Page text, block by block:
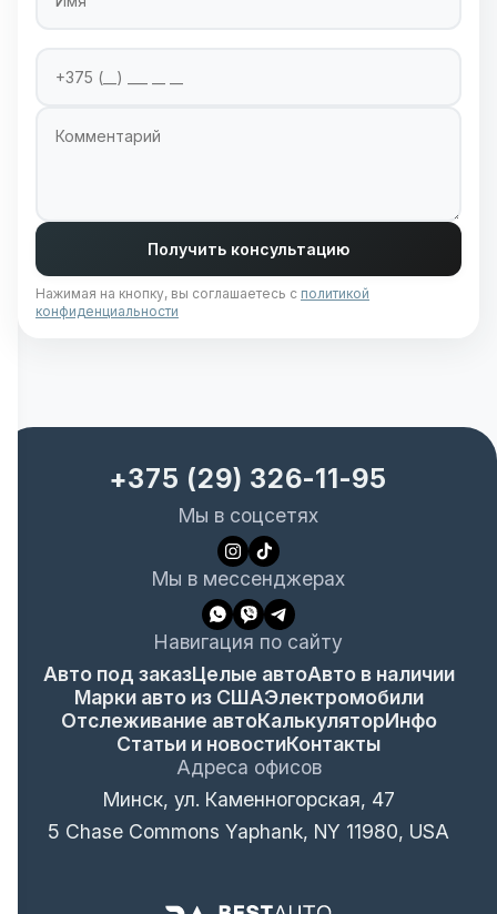
Получить консультацию
Нажимая на кнопку, вы соглашаетесь с политикой
конфиденциальности
+375 (29) 326-11-95
Мы в соцсетях
Мы в мессенджерах
Навигация по сайту
Авто под заказЦелые автоАвто в наличии
Марки авто из СШАЭлектромобили
Отслеживание автоКалькуляторИнфо
Статьи и новостиКонтакты
Адреса офисов
Минск, ул. Каменногорская, 47
5 Chase Commons Yaphank, NY 11980, USA